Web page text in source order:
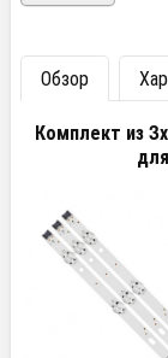
Обзор
Комплект из